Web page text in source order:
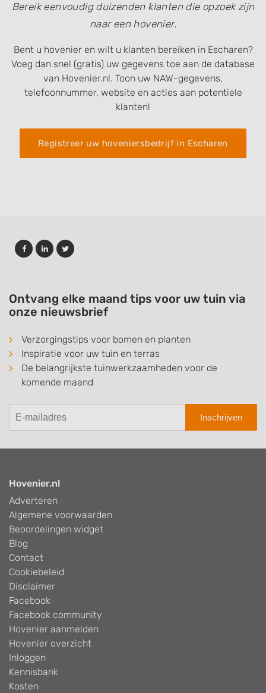
Bereik eenvoudig duizenden klanten die opzoek zijn
naar een hovenier.
Bent u hovenier en wilt u klanten bereiken in Escharen?
Voeg dan snel (gratis) uw gegevens toe aan de database
van Hovenier.nl. Toon uw NAW-gegevens,
telefoonnummer, website en acties aan potentiele
klanten!
Registreer uw hoveniersbedrijf in Escharen
Ontvang elke maand tips voor uw tuin via
onze nieuwsbrief
Verzorgingstips voor bomen en planten
Inspiratie voor uw tuin en terras
De belangrijkste tuinwerkzaamheden voor de
komende maand
Inschrijven
Hovenier.nl
Adverteren
Algemene voorwaarden
Beoordelingen widget
Blog
Contact
Cookiebeleid
Disclaimer
Facebook
Facebook community
Hovenier aanmelden
Hovenier overzicht
Inloggen
Kennisbank
Kosten